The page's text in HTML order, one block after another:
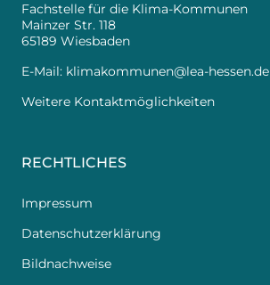
Fachstelle für die Klima-Kommunen
Mainzer Str. 118
65189 Wiesbaden
E-Mail: klimakommunen@lea-hessen.de
Weitere Kontaktmöglichkeiten
RECHTLICHES
Impressum
Datenschutzerklärung
Bildnachweise